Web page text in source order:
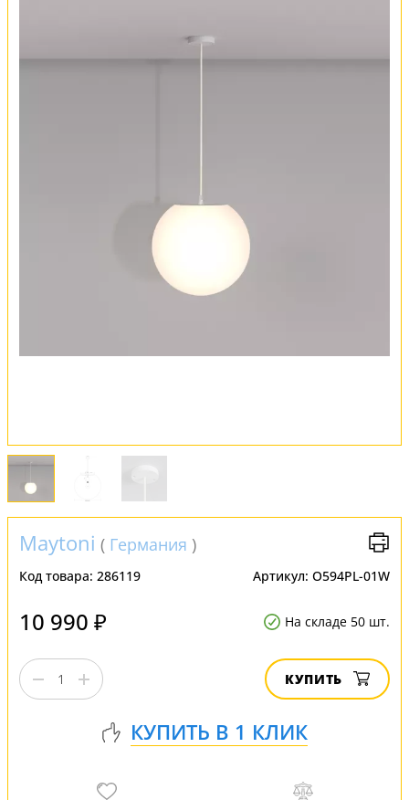
Оплата и доставка
Maytoni ( Германия )
Код товара: 286119 Артикул: O594PL-01W
10 990 ₽ На складе 50 шт.
КУПИТЬ